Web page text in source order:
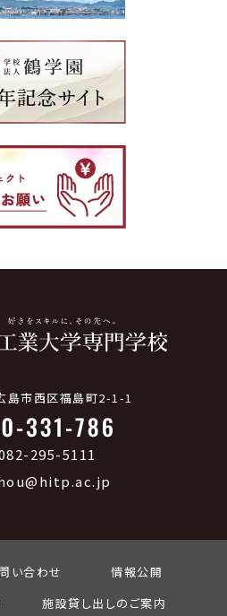
島市西区福島町2-1-1
295-5111
い合わせ
情報公開
施設貸し出しのご案内